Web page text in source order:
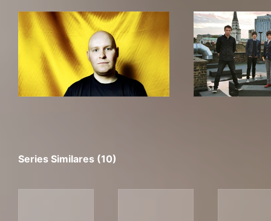
Series Similares (10)